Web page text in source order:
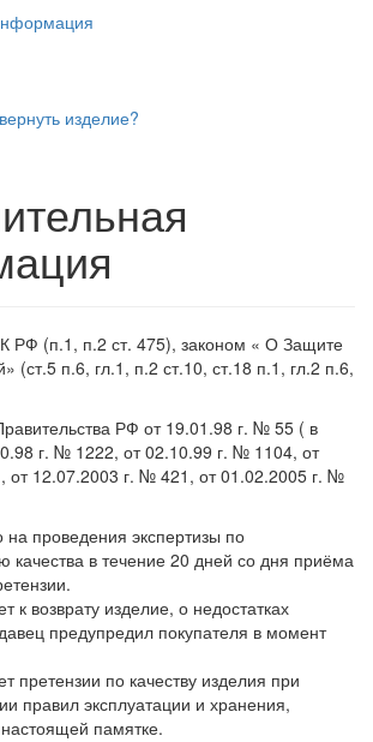
изделие?
РФ (п.1, п.2 ст. 475), законом « О Защите
(ст.5 п.6, гл.1, п.2 ст.10, ст.18 п.1, гл.2 п.6,
РФ от 19.01.98 г. № 55 ( в
г. № 1222, от 02.10.99 г. № 1104, от
от 12.07.2003 г. № 421, от 01.02.2005 г. №
проведения экспертизы по
качества в течение 20 дней со дня приёма
к возврату изделие, о недостатках
предупредил покупателя в момент
претензии по качеству изделия при
правил эксплуатации и хранения,
памятке.